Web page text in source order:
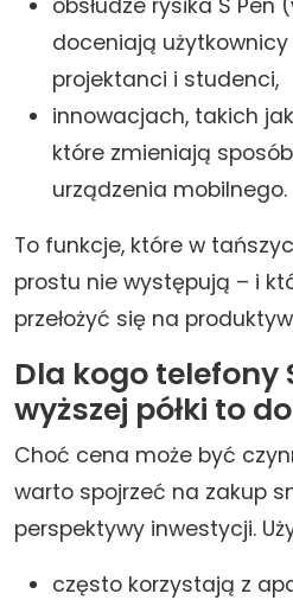
obsłudze rysika S Pen
doceniają użytkownicy
projektanci i studenci,
innowacjach, takich
które zmieniają
urządzenia mobilnego.
To funkcje, które w
prostu nie występują – i
przełożyć się na
Dla kogo telefony
wyższej półki to
Choć cena może być
warto spojrzeć na zakup
perspektywy inwestycji.
często korzystają z